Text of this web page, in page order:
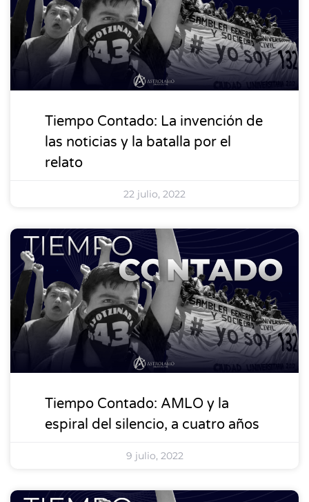
Tiempo Contado: La invención de
las noticias y la batalla por el
relato
22 julio, 2022
DESTACADOS
Tiempo Contado: AMLO y la
espiral del silencio, a cuatro años
9 julio, 2022